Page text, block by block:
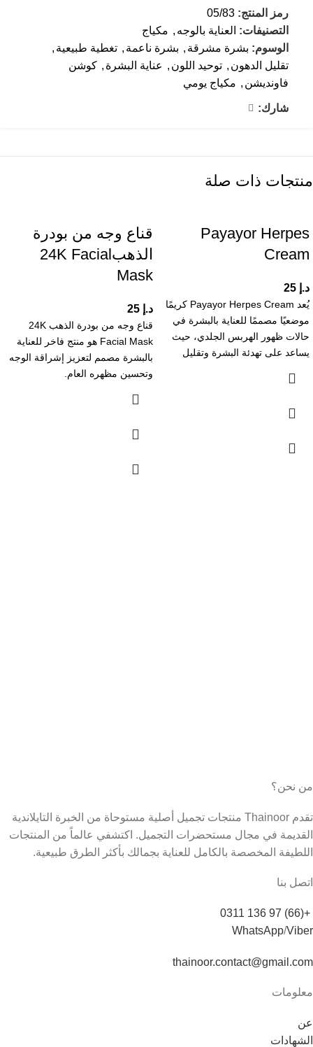
رمز المنتج: 05/83
التصنيفات: العناية بالوجه , مكياج
الوسوم: بشرة مشرقة , بشرة ناعمة , تغطية طبيعية ,
تقليل الدهون , توحيد اللون , عناية البشرة , كوشن
فاونديشن , مكياج يومي
شارك:
منتجات ذات صلة
Payayor Herpes
Cream
د.إ
يُعد Payayor Herpes Cream كريمًا
موضعيًا مصممًا للعناية بالبشرة في
حالات ظهور الهربس الجلدي، حيث
يساعد على تهدئة البشرة وتقليل
قناع وجه من بودرة
الذهب24K Facial
Mask
د.إ
قناع وجه من بودرة الذهب 24K
Facial Mask هو منتج فاخر للعناية
بالبشرة مصمم لتعزيز إشراقة الوجه
وتحسين مظهره العام.
من نحن؟
تقدم Thainoor منتجات تجميل أصلية مستوحاة من الخبرة التايلاندية
القديمة في مجال مستحضرات التجميل. اكتشفي عالماً من المنتجات
اللطيفة المخصصة بالكامل للعناية بجمالك بأكثر الطرق طبيعية.
اتصل بنا
+(66) 97 136 0311
WhatsApp/Viber
thainoor.contact@gmail.com
معلومات
عن
الشهادات